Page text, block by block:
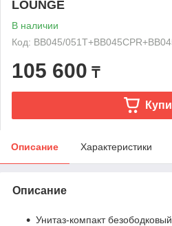
LOUNGE
В наличии
Код: BB045/
105 600 ₸
Описание Характеристики
Описание
Унитаз-компакт